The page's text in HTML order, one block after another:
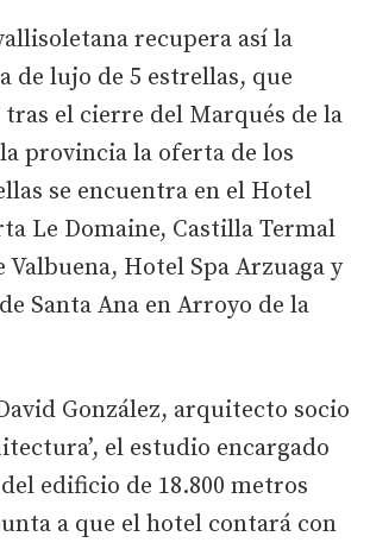
recupera así la
de lujo de 5 estrellas, que
el cierre del Marqués de la
provincia la oferta de los
se encuentra en el Hotel
Le Domaine, Castilla Termal
Hotel Spa Arzuaga y
Santa Ana en Arroyo de la
González, arquitecto socio
el estudio encargado
edificio de 18.800 metros
a que el hotel contará con